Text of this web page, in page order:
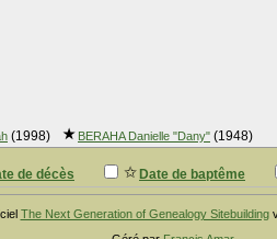
(1998) BERAHA Danielle "Dany" (1948)
de décès Date de baptême
The Next Generation of Genealogy Sitebuilding